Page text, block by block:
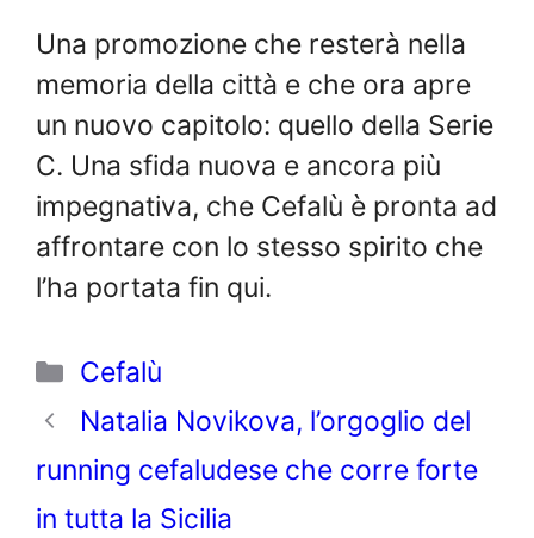
Una promozione che resterà nella
memoria della città e che ora apre
un nuovo capitolo: quello della Serie
C. Una sfida nuova e ancora più
impegnativa, che Cefalù è pronta ad
affrontare con lo stesso spirito che
l’ha portata fin qui.
Categorie
Cefalù
Natalia Novikova, l’orgoglio del
running cefaludese che corre forte
in tutta la Sicilia